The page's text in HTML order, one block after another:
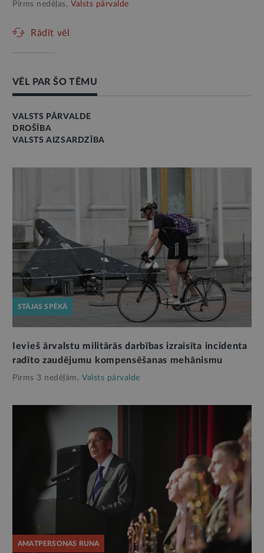
Pirms nedēļas, Valsts pārvalde
Rādīt vēl
VĒL PAR ŠO TĒMU
VALSTS PĀRVALDE
DROŠĪBA
VALSTS AIZSARDZĪBA
STĀJAS SPĒKĀ
Ievieš ārvalstu militārās darbības izraisīta incidenta
radīto zaudējumu kompensēšanas mehānismu
Pirms 3 nedēļām, Valsts pārvalde
AMATPERSONAS RUNA